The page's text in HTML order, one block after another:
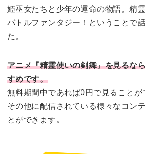
姫巫女たちと少年の運命の物語。精
バトルファンタジー！ということで
た。
アニメ『精霊使いの剣舞』を見るな
すめです。
無料期間中であれば0円で見ることが
その他に配信されている様々なコン
とができます。